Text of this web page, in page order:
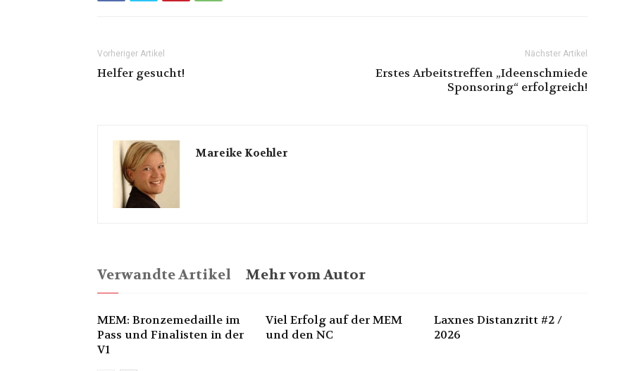
Vorheriger Artikel
Helfer gesucht!
Nächster Artikel
Erstes Arbeitstreffen „Ideenschmiede
Sponsoring“ erfolgreich!
Mareike Koehler
Verwandte Artikel Mehr vom Autor
MEM: Bronzemedaille im
Pass und Finalisten in der
V1
Viel Erfolg auf der MEM
und den NC
Laxnes Distanzritt #2 /
2026